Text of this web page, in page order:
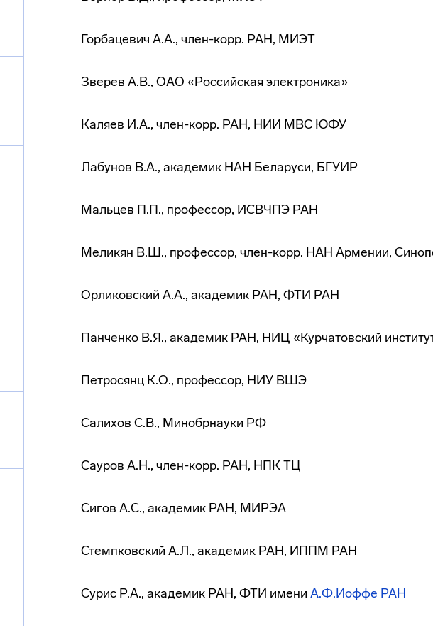
Горбацевич А.А., член-корр. РАН, МИЭТ
Зверев А.В., ОАО «Российская электроника»
Каляев И.А., член-корр. РАН, НИИ МВС ЮФУ
Лабунов В.А., академик НАН Беларуси, БГУИР
Мальцев П.П., профессор, ИСВЧПЭ РАН
Меликян В.Ш., профессор, член-корр. НАН Армении,
Орликовский А.А., академик РАН, ФТИ РАН
Панченко В.Я., академик РАН, НИЦ «Курчатовский
Петросянц К.О., профессор, НИУ ВШЭ
Салихов С.В., Минобрнауки РФ
Сауров А.Н., член-корр. РАН, НПК ТЦ
Сигов А.С., академик РАН, МИРЭА
Стемпковский А.Л., академик РАН, ИППМ РАН
Сурис Р.А., академик РАН, ФТИ имени А.Ф.Иоффе РАН